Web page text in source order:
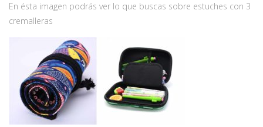
En ésta imagen podrás ver lo que buscas sobre estuches con 3
cremalleras